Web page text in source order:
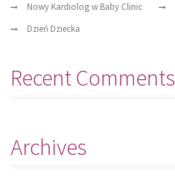
Nowy Kardiolog w Baby Clinic
Dzień Dziecka
Recent Comments
Archives